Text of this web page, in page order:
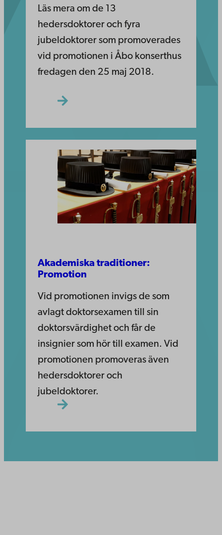
Läs mera om de 13
hedersdoktorer och fyra
jubeldoktorer som promoverades
vid promotionen i Åbo konserthus
fredagen den 25 maj 2018.
Akademiska traditioner:
Promotion
Vid promotionen invigs de som
avlagt doktorsexamen till sin
doktorsvärdighet och får de
insignier som hör till examen. Vid
promotionen promoveras även
hedersdoktorer och
jubeldoktorer.